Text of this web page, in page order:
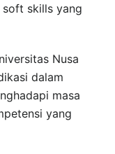
soft skills yang
Nusa
dalam
masa
yang